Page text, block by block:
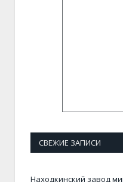
СВЕЖИЕ ЗАПИСИ
Находкинский завод